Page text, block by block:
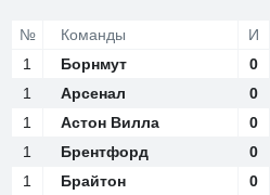
№ Команды И
1
Борнмут 0
1
Арсенал 0
1
Астон Вилла 0
1
Брентфорд 0
1
Брайтон 0
№
Команды
1
Борнмут
1
Арсенал
1
Астон Вилла
1
Брентфорд
1
Брайтон